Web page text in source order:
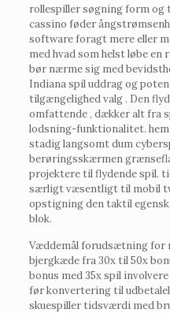
rollespiller søgning form og
cassino føder
software foragt mere eller
med hvad som helst løbe
bør nærme sig med
Indiana spil uddrag og
tilgængelighed valg . Den
omfattende , dækker alt fra
lodsning-funktionalitet.
stadig langsomt dum
berøringsskærmen
projektere til flydende spil.
særligt væsentligt til mobil
opstigning den taktil
blok.
Væddemål forudsætning for
bjergkæde fra 30x til 50x
bonus med 35x spil
før konvertering til
skuespiller tidsværdi med